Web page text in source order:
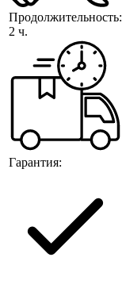
Продолжительность:
2 ч.
Гарантия: